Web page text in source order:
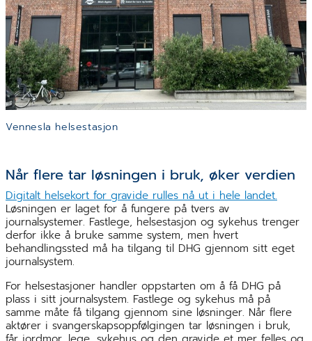
Vennesla helsestasjon
Når flere tar løsningen i bruk, øker verdien
Digitalt helsekort for gravide rulles nå ut i hele landet.
Løsningen er laget for å fungere på tvers av
journalsystemer. Fastlege, helsestasjon og sykehus trenger
derfor ikke å bruke samme system, men hvert
behandlingssted må ha tilgang til DHG gjennom sitt eget
journalsystem.
For helsestasjoner handler oppstarten om å få DHG på
plass i sitt journalsystem. Fastlege og sykehus må på
samme måte få tilgang gjennom sine løsninger. Når flere
aktører i svangerskapsoppfølgingen tar løsningen i bruk,